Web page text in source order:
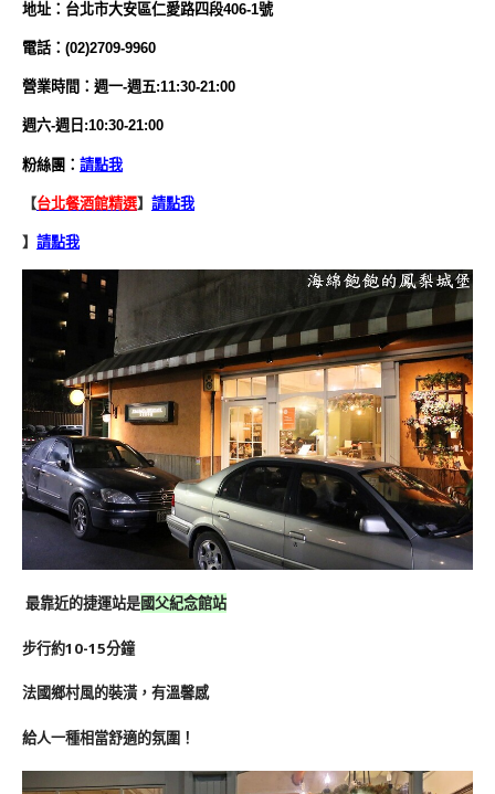
地址：台北市大安區仁愛路四段406-1號
電話：(02)2709-9960
營業時間： 週一-週五:11:30-21:00
週六-週日:10:30-21:00
粉絲團： 請點我
【台北餐酒館精選】 請點我
】 請點我
最靠近的捷運站是國父紀念館站
步行約10-15分鐘
法國鄉村風的裝潢，有溫馨感
給人一種相當舒適的氛圍！